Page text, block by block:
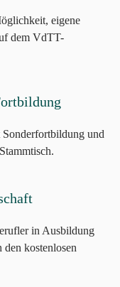
eigene
dem VdTT-
und
in Ausbildung
kostenlosen